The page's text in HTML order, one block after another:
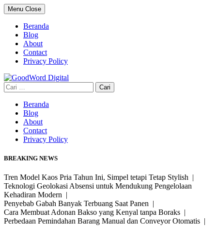
Skip
to
content
Menu Close
Beranda
Blog
About
Contact
Privacy Policy
Cari
untuk:
Beranda
Blog
About
Contact
Privacy Policy
BREAKING NEWS
Tren Model Kaos Pria Tahun Ini, Simpel tetapi Tetap Stylish |
Teknologi Geolokasi Absensi untuk Mendukung Pengelolaan
Kehadiran Modern |
Penyebab Gabah Banyak Terbuang Saat Panen |
Cara Membuat Adonan Bakso yang Kenyal tanpa Boraks |
Perbedaan Pemindahan Barang Manual dan Conveyor Otomatis |